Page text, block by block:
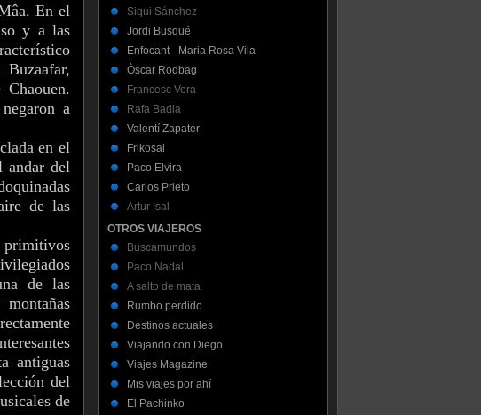
En el
y a las
a
en el
andar del
de las
primitivos
de las
antiguas
del
de
Siqui Sánchez
Jordi Busqué
Enfocant - Maria Rosa Vila
Òscar Rodbag
Francesc Vera
Rafa Badia
Valentí Zapater
Frikosal
Paco Elvira
Carlos Prieto
Artur Isal
OTROS VIAJEROS
Buscamundos
Paco Nadal
A salto de mata
Rumbo perdido
Destinos actuales
Viajando con Diego
Viajes Magazine
Mis viajes por ahí
El Pachinko